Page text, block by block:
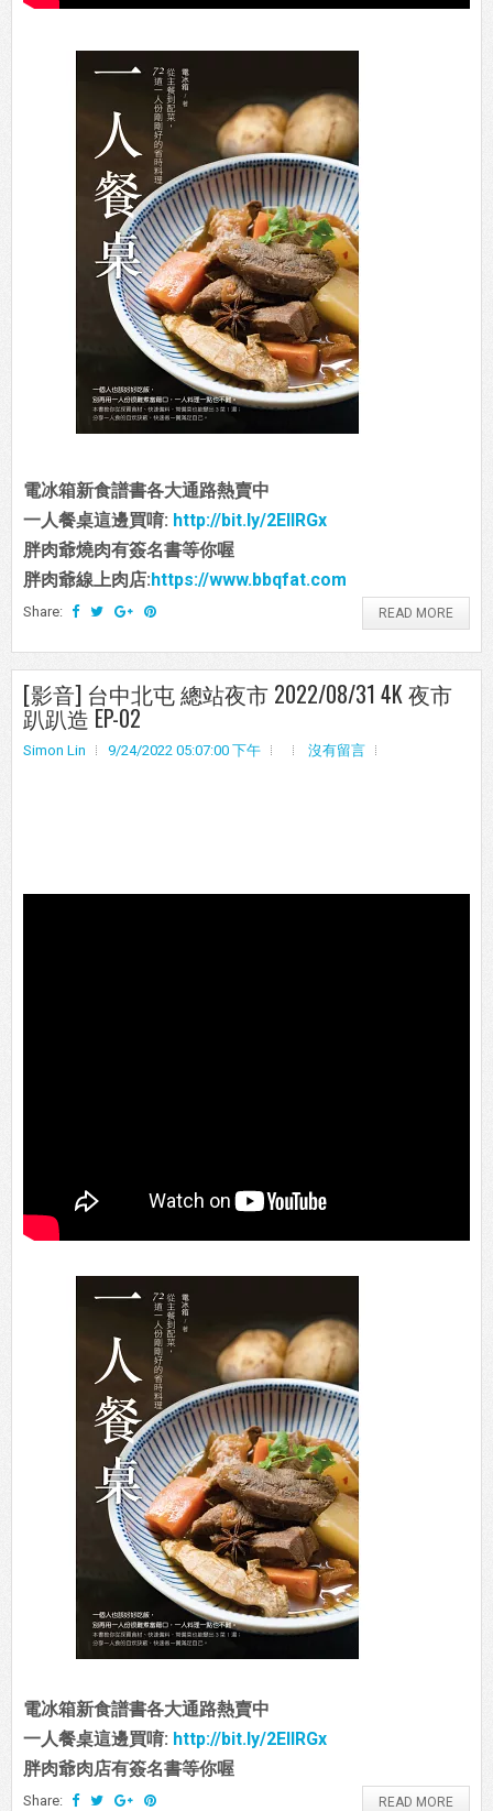
電冰箱新食譜書各大通路熱賣中
一人餐桌這邊買唷: http://bit.ly/2EIIRGx
胖肉爺燒肉有簽名書等你喔
胖肉爺線上肉店:https://www.bbqfat.com
Share: READ MORE
[影音] 台中北屯 總站夜市 2022/08/31 4K 夜市
趴趴造 EP-02
Simon Lin 9/24/2022 05:07:00 下午 沒有留言
電冰箱新食譜書各大通路熱賣中
一人餐桌這邊買唷: http://bit.ly/2EIIRGx
胖肉爺肉店有簽名書等你喔
Share: READ MORE